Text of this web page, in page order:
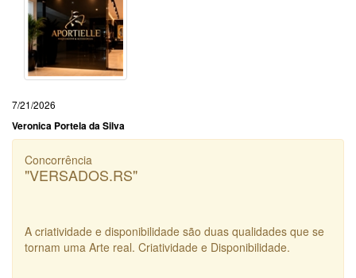
7/21/2026
Veronica Portela da Silva
Concorrência
"VERSADOS.RS"
A criatividade e disponibilidade são duas qualidades que se
tornam uma Arte real. Criatividade e Disponibilidade.